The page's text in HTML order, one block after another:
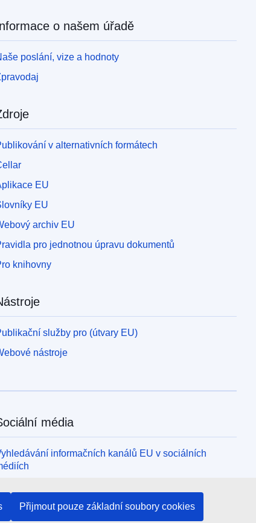
Přijmout pouze základní soubory cookies
o našem úřadě
poslání, vize a hodnoty
v alternativních formátech
EU
EU
archiv EU
pro jednotnou úpravu dokumentů
knihovny
služby pro (útvary EU)
nástroje
média
informačních kanálů EU v sociálních
a instituce EU